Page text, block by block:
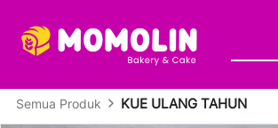
Semua Produk KUE ULANG TAHUN